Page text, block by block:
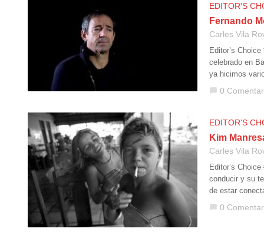
EDITOR'S
Fernando
Carles Vila
Editor’s
celebrado en
ya hicimos
chat_bubble 0
EDITOR'S
Kim
Carles Vila
Editor’s
conducir y su
de estar
chat_bubble 0